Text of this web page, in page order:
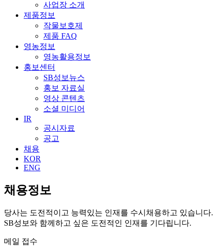
사업장 소개
제품정보
작물보호제
제품 FAQ
영농정보
영농활용정보
홍보센터
SB성보뉴스
홍보 자료실
영상 콘텐츠
소셜 미디어
IR
공시자료
공고
채용
KOR
ENG
채용정보
당사는 도전적이고 능력있는 인재를 수시채용하고 있습니다.
SB성보와 함께하고 싶은 도전적인 인재를 기다립니다.
메일 접수